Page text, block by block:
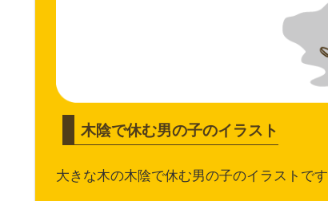
木陰で休む男の子のイラスト
大きな木の木陰で休む男の子のイラストです